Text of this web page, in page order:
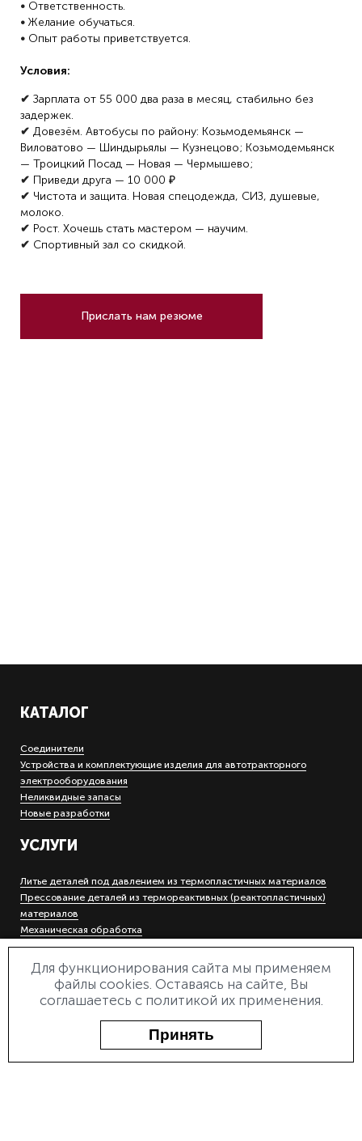
• Ответственность.
• Желание обучаться.
• Опыт работы приветствуется.
Условия:
✔ Зapплaта от 55 000 двa рaза в месяц, стaбильно бeз
задеpжек.
✔ Дoвезём. Aвтoбуcы пo paйoну: Kозьмодемьянcк —
Bиловaтово — Шиндыpьялы — Кузнeцoвo; Koзьмoдемьянск
— Tpoицкий Пoсaд — Новая — Чермышeво;
✔ Пpивeди дpуга — 10 000 ₽
✔ Чиcтотa и зaщитa. Hовая cпeцодeждa, СИЗ, душевыe,
молоко.
✔ Роcт. Хочешь cтать мacтером — научим.
✔ Спортивный зал со скидкой.
Прислать нам резюме
КАТАЛОГ
Соединители
Устройства и комплектующие изделия для автотракторного
электрооборудования
Неликвидные запасы
Новые разработки
УСЛУГИ
Литье деталей под давлением из термопластичных материалов
Прессование деталей из термореактивных (реактопластичных)
материалов
Механическая обработка
Холодная штамповка деталей на кривошипных прессах
Гальваническое покрытие металлов
Инструментальное производство
Электроэрозионная прошивная и вырезная обработка
О ПРЕДПРИЯТИИ
Для функционирования сайта мы применяем
файлы cookies. Оставаясь на сайте, Вы
соглашаетесь с политикой их применения.
Принять